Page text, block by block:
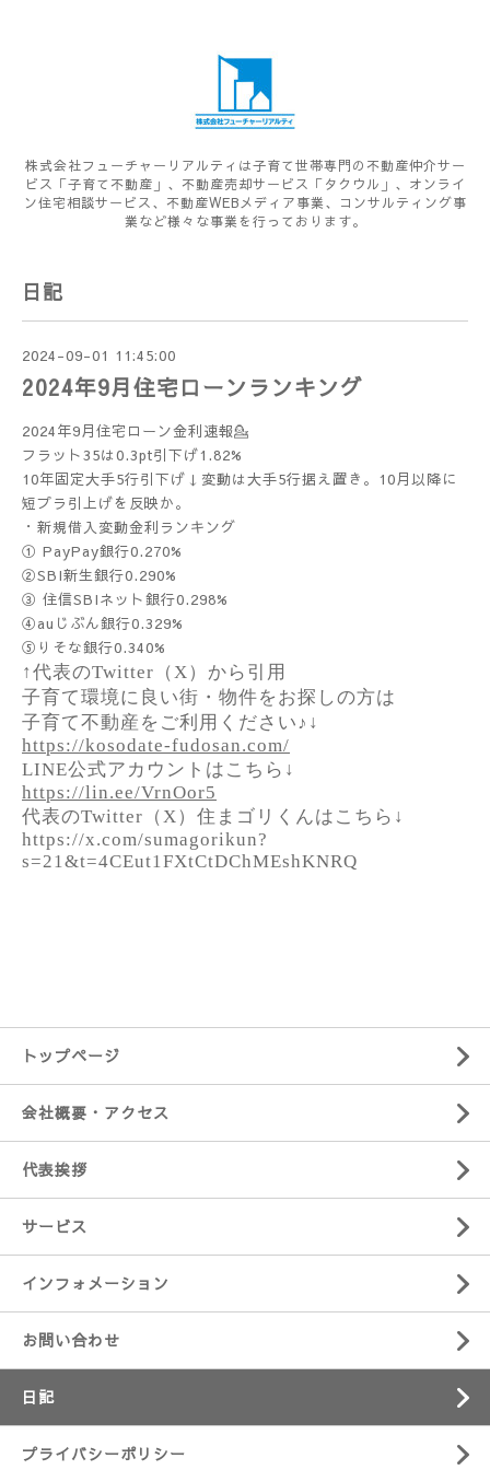
株式会社フューチャーリアルティは子育て世帯専門の不動産仲介サー
ビス「子育て不動産」、不動産売却サービス「タクウル」、オンライ
ン住宅相談サービス、不動産WEBメディア事業、コンサルティング事
業など様々な事業を行っております。
日記
2024-09-01 11:45:00
2024年9月住宅ローンランキング
2024年9月住宅ローン金利速報💁
フラット35は0.3pt引下げ1.82%
10年固定大手5行引下げ↓変動は大手5行据え置き。10月以降に
短プラ引上げを反映か。
・新規借入変動金利ランキング
① PayPay銀行0.270%
②SBI新生銀行0.290%
③ 住信SBIネット銀行0.298%
④auじぶん銀行0.329%
⑤りそな銀行0.340%
↑代表のTwitter（X）から引用
子育て環境に良い街・物件をお探しの方は
子育て不動産をご利用ください♪↓
https://kosodate-fudosan.com/
LINE公式アカウントはこちら↓
https://lin.ee/VrnOor5
代表のTwitter（X）住まゴリくんはこちら↓
https://x.com/sumagorikun?
s=21&t=4CEut1FXtCtDChMEshKNRQ
トップページ
会社概要・アクセス
代表挨拶
サービス
インフォメーション
お問い合わせ
日記
プライバシーポリシー